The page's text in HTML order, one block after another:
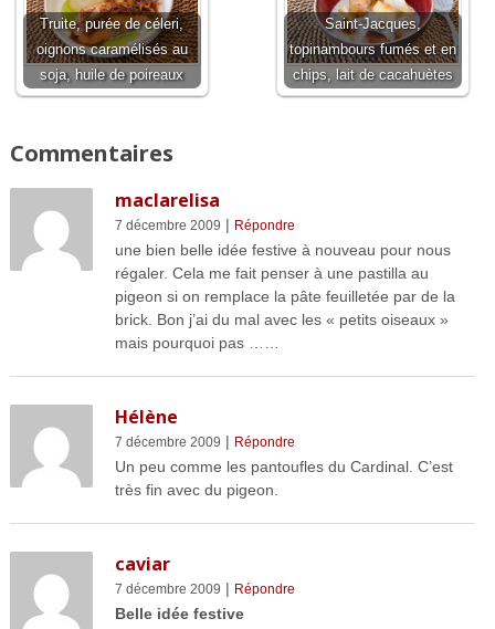
Truite, purée de céleri,
oignons caramélisés au
soja, huile de poireaux
Saint-Jacques,
topinambours fumés et en
chips, lait de cacahuètes
Commentaires
maclarelisa
7 décembre 2009 | Répondre
une bien belle idée festive à nouveau pour nous
régaler. Cela me fait penser à une pastilla au
pigeon si on remplace la pâte feuilletée par de la
brick. Bon j’ai du mal avec les « petits oiseaux »
mais pourquoi pas ……
Hélène
7 décembre 2009 | Répondre
Un peu comme les pantoufles du Cardinal. C’est
très fin avec du pigeon.
caviar
7 décembre 2009 | Répondre
Belle idée festive